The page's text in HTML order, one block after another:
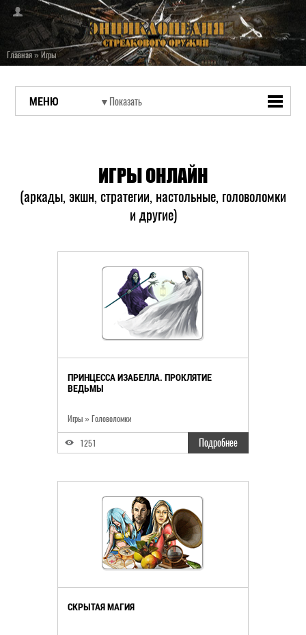
Главная»Игры
МЕНЮ
ИГРЫ ОНЛАЙН
(аркады, экшн, стратегии, настольные, головоломки
и другие)
ПРИНЦЕССА ИЗАБЕЛЛА. ПРОКЛЯТИЕ
ВЕДЬМЫ
Игры» Головоломки
1251 Подробнее
СКРЫТАЯ МАГИЯ